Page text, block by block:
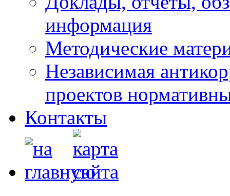
информация
Методические
Независимая
проектов
Контакты